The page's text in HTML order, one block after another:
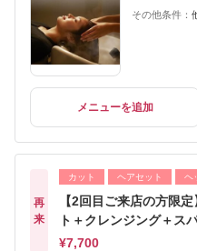
その他条件：
メニューを追加
再
来
カット ヘアセット ヘ
【2回目ご来店の方限
ト＋クレンジング＋ス
¥7,700